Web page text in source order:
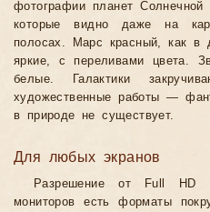
фотографии планет
которые видно даже на
полосах. Марс красный, как в
яркие, с переливами цвета.
белые. Галактики
художественные работы —
в природе не существует.
Для любых экранов
Разрешение от Full HD
мониторов есть форматы